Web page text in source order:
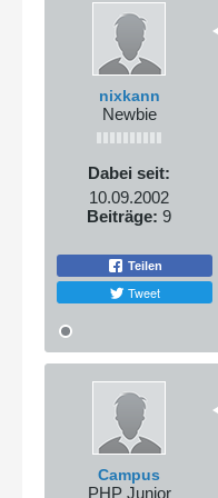
nixkann
Newbie
Dabei seit:
10.09.2002
Beiträge: 9
Teilen
Tweet
Campus
PHP Junior